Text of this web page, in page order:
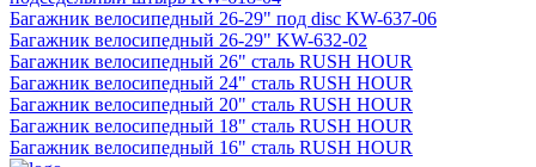
Багажник велосипедный 26-29" под disc KW-637-06
Багажник велосипедный 26-29" KW-632-02
Багажник велосипедный 26" сталь RUSH HOUR
Багажник велосипедный 24" сталь RUSH HOUR
Багажник велосипедный 20" сталь RUSH HOUR
Багажник велосипедный 18" сталь RUSH HOUR
Багажник велосипедный 16" сталь RUSH HOUR